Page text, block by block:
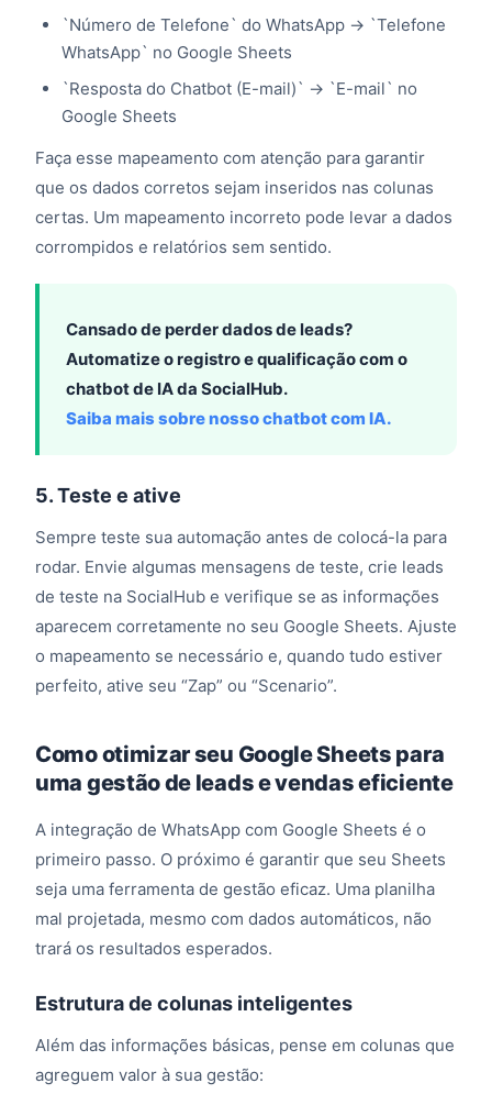
`Número de Telefone` do WhatsApp -> `Telefone
WhatsApp` no Google Sheets
`Resposta do Chatbot (E-mail)` -> `E-mail` no
Google Sheets
Faça esse mapeamento com atenção para garantir
que os dados corretos sejam inseridos nas colunas
certas. Um mapeamento incorreto pode levar a dados
corrompidos e relatórios sem sentido.
Cansado de perder dados de leads?
Automatize o registro e qualificação com o
chatbot de IA da SocialHub.
Saiba mais sobre nosso chatbot com IA.
5. Teste e ative
Sempre teste sua automação antes de colocá-la para
rodar. Envie algumas mensagens de teste, crie leads
de teste na SocialHub e verifique se as informações
aparecem corretamente no seu Google Sheets. Ajuste
o mapeamento se necessário e, quando tudo estiver
perfeito, ative seu “Zap” ou “Scenario”.
Como otimizar seu Google Sheets para
uma gestão de leads e vendas eficiente
A integração de WhatsApp com Google Sheets é o
primeiro passo. O próximo é garantir que seu Sheets
seja uma ferramenta de gestão eficaz. Uma planilha
mal projetada, mesmo com dados automáticos, não
trará os resultados esperados.
Estrutura de colunas inteligentes
Além das informações básicas, pense em colunas que
agreguem valor à sua gestão: